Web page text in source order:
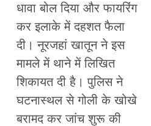
धावा बोल दिया और फायरिंग
कर इलाके में दहशत फैला
दी। नूरजहां खातून ने इस
मामले में थाने में लिखित
शिकायत दी है। पुलिस ने
घटनास्थल से गोली के खोखे
बरामद कर जांच शुरू की